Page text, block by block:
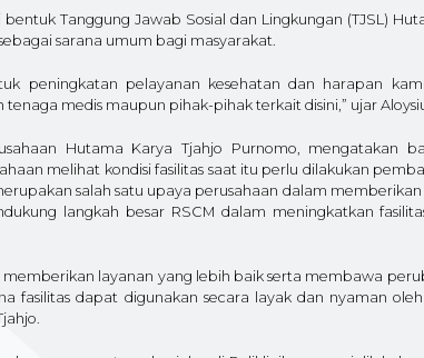
Tanggung Jawab Sosial dan Lingkungan (TJSL)
sarana umum bagi masyarakat.
peningkatan pelayanan kesehatan dan harapan
medis maupun pihak-pihak terkait disini,” ujar
Hutama Karya Tjahjo Purnomo, mengatakan
melihat kondisi fasilitas saat itu perlu dilakukan
salah satu upaya perusahaan dalam
langkah besar RSCM dalam meningkatkan
layanan yang lebih baik serta membawa
fasilitas dapat digunakan secara layak dan nyaman